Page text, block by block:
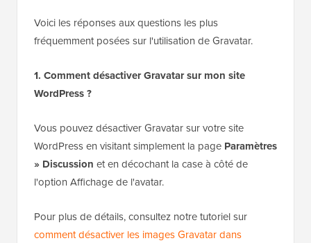
Voici les réponses aux questions les plus
fréquemment posées sur l'utilisation de Gravatar.
1. Comment désactiver Gravatar sur mon site
WordPress ?
Vous pouvez désactiver Gravatar sur votre site
WordPress en visitant simplement la page Paramètres
» Discussion et en décochant la case à côté de
l'option Affichage de l'avatar.
Pour plus de détails, consultez notre tutoriel sur
comment désactiver les images Gravatar dans